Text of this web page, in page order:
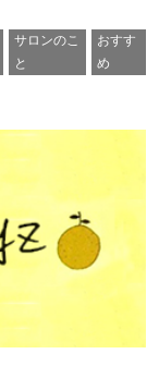
サロンのこ
と
おすす
め